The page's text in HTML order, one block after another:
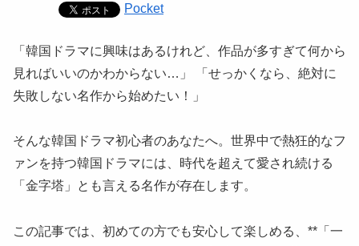
Pocket
「韓国ドラマに興味はあるけれど、作品が多すぎて何から
見ればいいのかわからない…」 「せっかくなら、絶対に
失敗しない名作から始めたい！」
そんな韓国ドラマ初心者のあなたへ。世界中で熱狂的なフ
ァンを持つ韓国ドラマには、時代を超えて愛され続ける
「金字塔」とも言える名作が存在します。
この記事では、初めての方でも安心して楽しめる、**「一